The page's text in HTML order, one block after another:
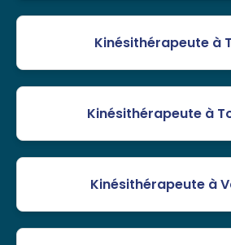
Kinésithérapeute à
Kinésithérapeute à
Kinésithérapeute à